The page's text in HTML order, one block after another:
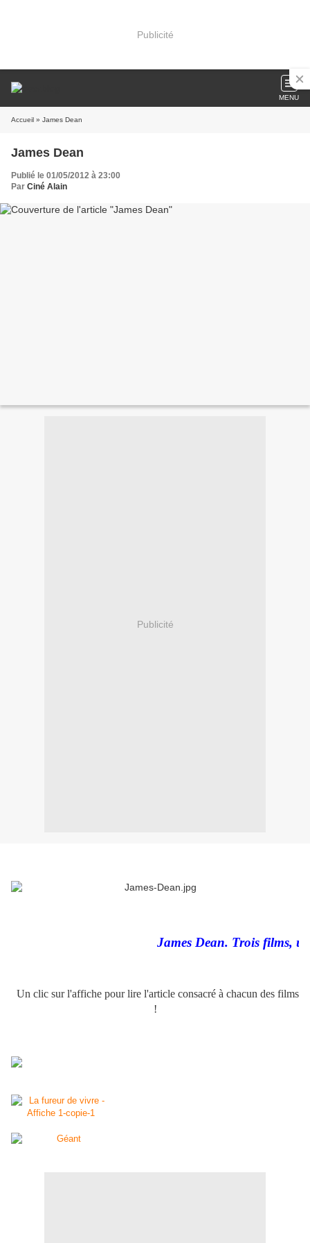
Publicité
MENU
Accueil » James Dean
James Dean
Publié le 01/05/2012 à 23:00
Par Ciné Alain
Publicité
James Dean. Trois films,
Un clic sur l'affiche pour lire l'article consacré à chacun des films
!